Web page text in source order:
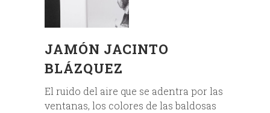
JAMÓN JACINTO
BLÁZQUEZ
El ruido del aire que se adentra por las
ventanas, los colores de las baldosas